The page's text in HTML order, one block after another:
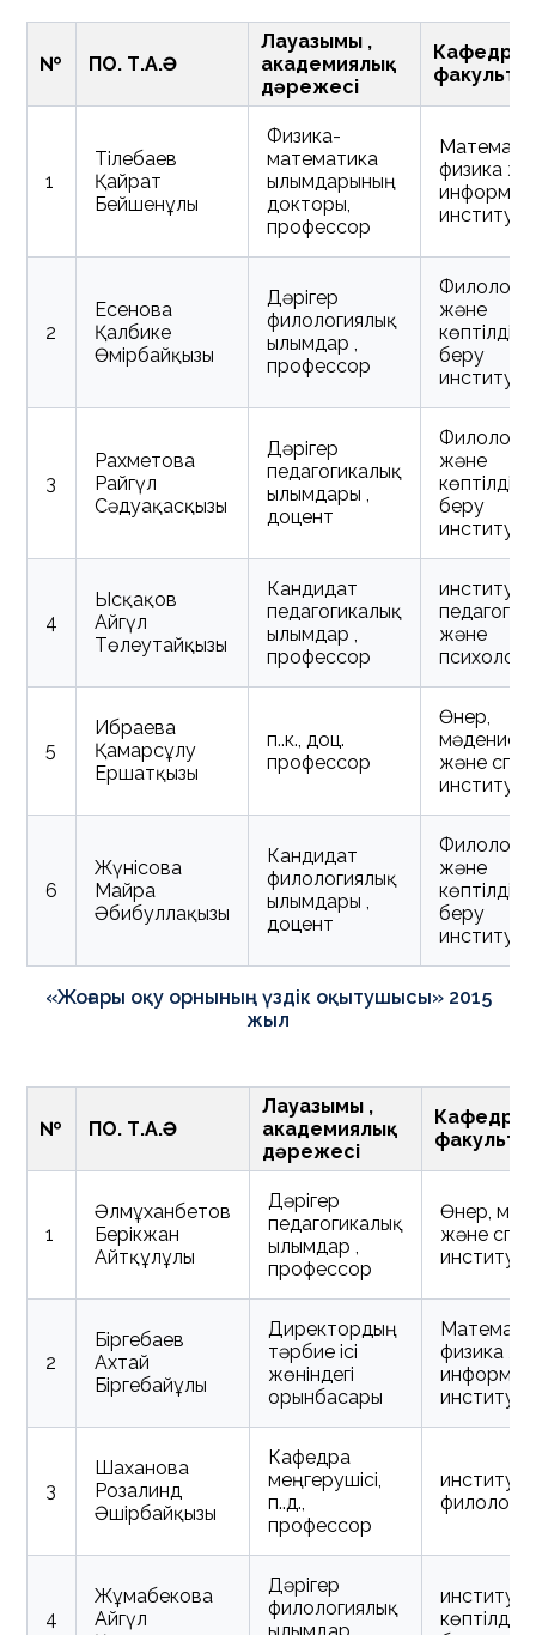
№ ПОҚ. Т.А.Ә
Лауазымы ,
академиялық
дәрежесі
Кафедра ,
1
Тілебаев
Қайрат
Бейшенұлы
Физика-
математика
ғылымдарының
докторы,
профессор
физика
2
Есенова
Қалбике
Өмірбайқызы
Дәрігер
филологиялық
ғылымдар ,
профессор
және
көптілді
беру
3
Рахметова
Райгүл
Сәдуақасқызы
Дәрігер
педагогикалық
ғылымдары ,
доцент
және
көптілді
беру
4
Ысқақов
Айгүл
Төлеутайқызы
Кандидат
педагогикалық
ғылымдар ,
профессор
институт
және
5
Ибраева
Қамарсұлу
Ершатқызы
п.ғ.к., доц.
профессор
Өнер,
мәдениет
және
6
Жүнісова
Майра
Әбибуллақызы
Кандидат
филологиялық
ғылымдары ,
доцент
және
көптілді
беру
«Жоғары оқу орнының үздік оқытушысы» 2015
жыл
№ ПОҚ. Т.А.Ә
Лауазымы ,
академиялық
дәрежесі
Кафедра ,
1
Әлмұханбетов
Берікжан
Айтқұлұлы
Дәрігер
педагогикалық
ғылымдар ,
профессор
Өнер,
және
2
Біргебаев
Ахтай
Біргебайұлы
Директордың
тәрбие ісі
жөніндегі
орынбасары
физика
3
Шаханова
Розалинд
Әшірбайқызы
Кафедра
меңгерушісі,
п.ғ.д.,
профессор
институт
4
Жұмабекова
Айгүл
Дәрігер
филологиялық
институт
көптілді